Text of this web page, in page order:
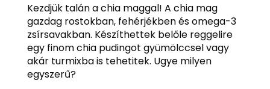
Kezdjük talán a chia maggal! A chia mag
gazdag rostokban, fehérjékben és omega-3
zsírsavakban. Készíthettek belőle reggelire
egy finom chia pudingot gyümölccsel vagy
akár turmixba is tehetitek. Ugye milyen
egyszerű?